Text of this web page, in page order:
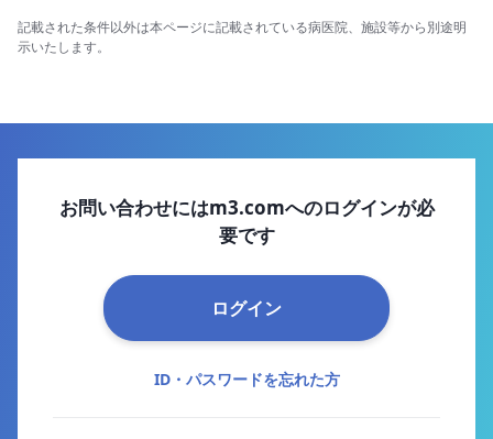
記載された条件以外は本ページに記載されている病医院、施設等から別途明
示いたします。
お問い合わせにはm3.comへのログインが必
要です
ログイン
ID・パスワードを忘れた方